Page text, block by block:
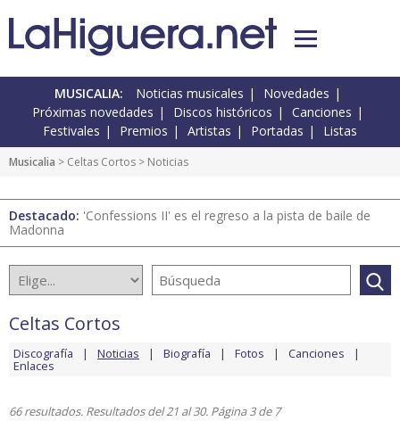
MUSICALIA: Noticias musicales
Novedades
Próximas novedades
Discos históricos
Canciones
Festivales
Premios Artistas Portadas Listas
Musicalia > Celtas Cortos > Noticias
Destacado: 'Confessions II' es el regreso a la pista de baile de
Madonna
Celtas Cortos
Discografía Noticias Biografía Fotos Canciones
Enlaces
66 resultados. Resultados del 21 al 30. Página 3 de 7